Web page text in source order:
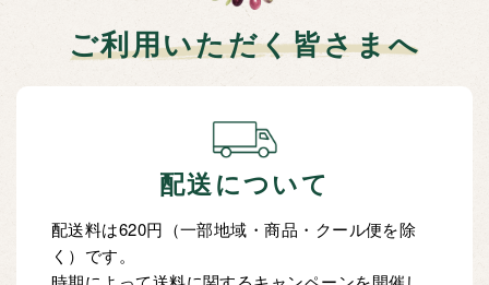
ご利用いただく皆さまへ
配送について
配送料は620円（一部地域・商品・クール便を除
く）です。